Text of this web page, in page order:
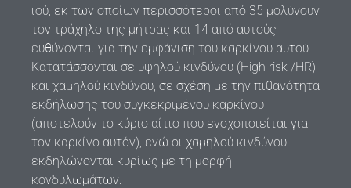
ιού, εκ των οποίων περισσότεροι από 35 μολύνουν
τον τράχηλο της μήτρας και 14 από αυτούς
ευθύνονται για την εμφάνιση του καρκίνου αυτού.
Κατατάσσονται σε υψηλού κινδύνου (High risk /HR)
και χαμηλού κινδύνου, σε σχέση με την πιθανότητα
εκδήλωσης του συγκεκριμένου καρκίνου
(αποτελούν το κύριο αίτιο που ενοχοποιείται για
τον καρκίνο αυτόν), ενώ οι χαμηλού κινδύνου
εκδηλώνονται κυρίως με τη μορφή
κονδυλωμάτων.